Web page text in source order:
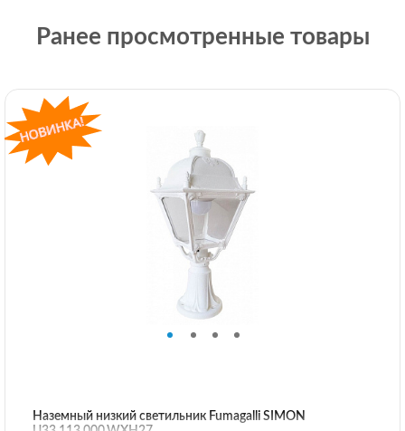
Ранее просмотренные товары
Наземный низкий светильник Fumagalli SIMON